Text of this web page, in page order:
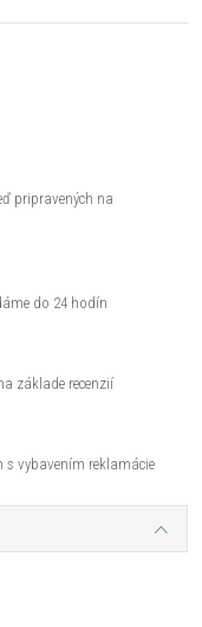
pripravených na
do 24 hodín
základe recenzií
vybavením reklamácie